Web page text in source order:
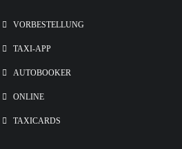
VORBESTELLUNG
TAXI-APP
AUTOBOOKER
ONLINE
TAXICARDS